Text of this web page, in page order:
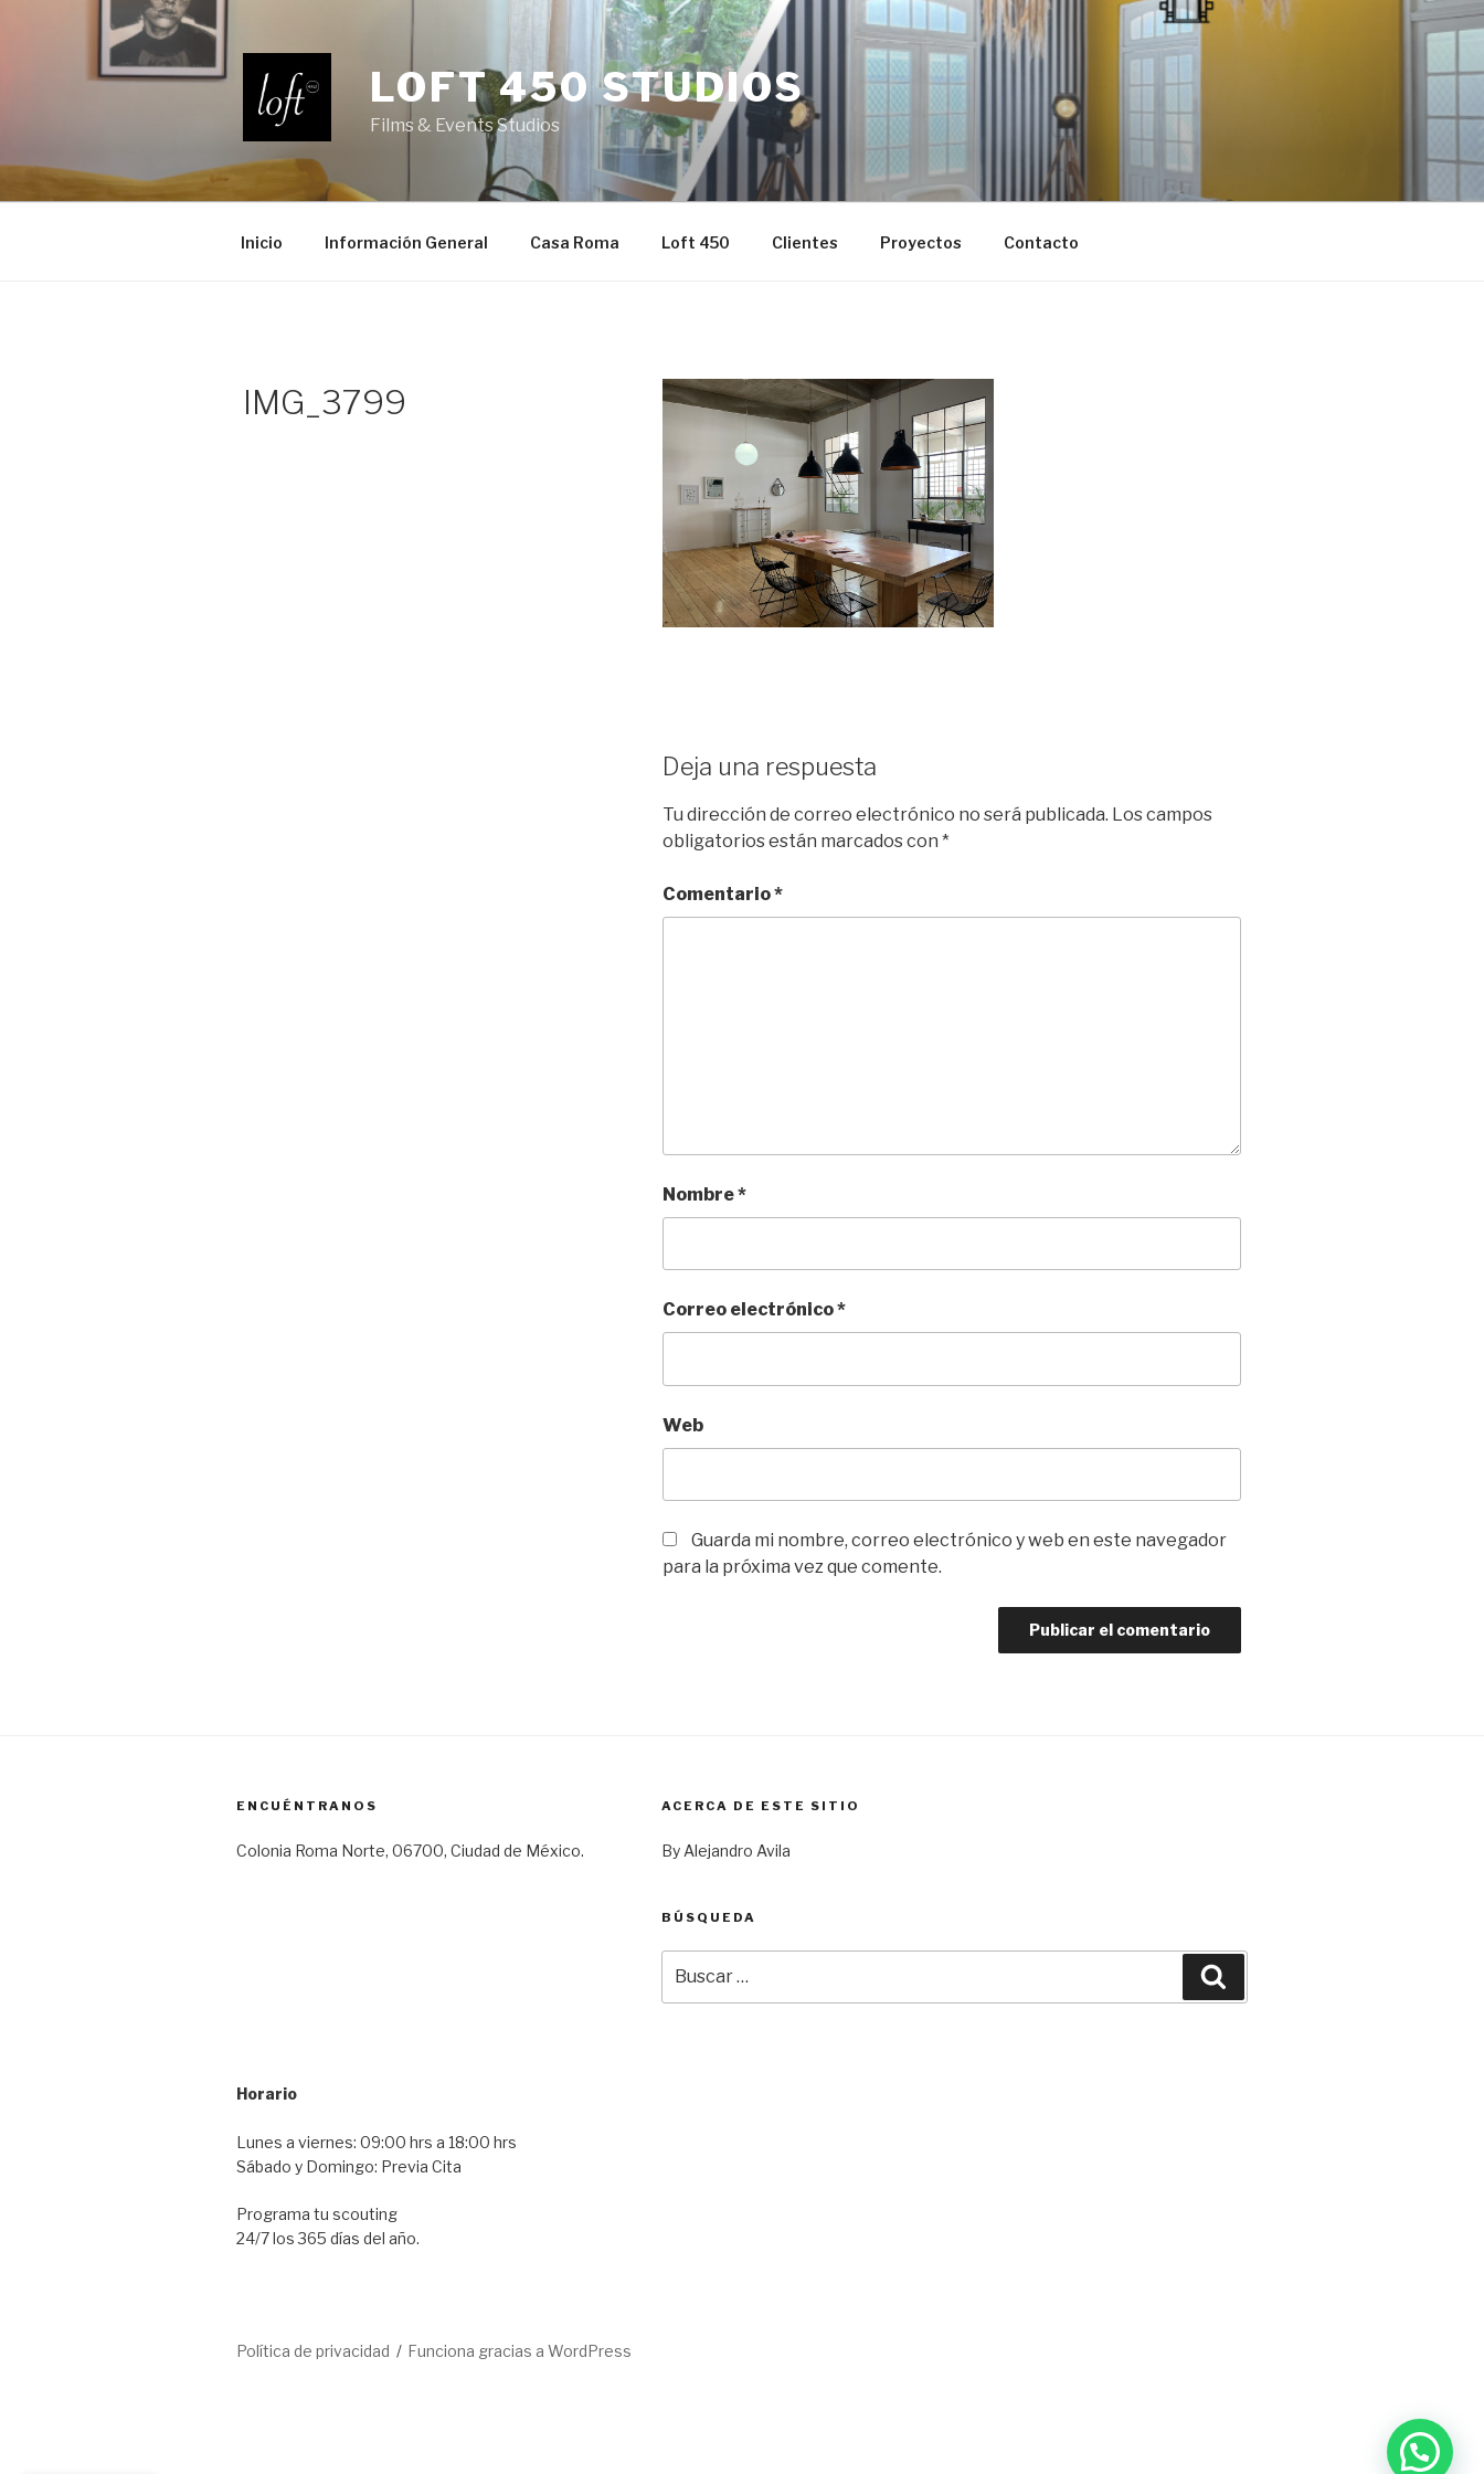
LOFT 450 STUDIOS
Films & Events Studios
Inicio Información General Casa Roma Loft 450 Clientes Proyectos Contacto
IMG_3799
Deja una respuesta
Tu dirección de correo electrónico no será publicada. Los campos
obligatorios están marcados con *
Comentario*
Nombre*
Correo electrónico*
Web
Guarda mi nombre, correo electrónico y web en este navegador
para la próxima vez que comente.
ENCUÉNTRANOS
Colonia Roma Norte, 06700, Ciudad de México.
Horario
Lunes a viernes: 09:00 hrs a 18:00 hrs
Sábado y Domingo: Previa Cita
Programa tu scouting
24/7 los 365 días del año.
ACERCA DE ESTE SITIO
By Alejandro Avila
BÚSQUEDA
por:
Política de privacidad Funciona gracias a WordPress